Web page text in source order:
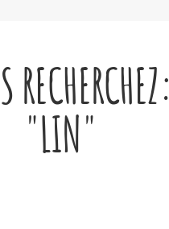
RECHERCHEZ:
"LIN"